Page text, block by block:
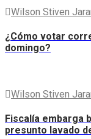
Wilson Stiven
¿Cómo votar
domingo?
Wilson Stiven
Fiscalía embarga
presunto lavado